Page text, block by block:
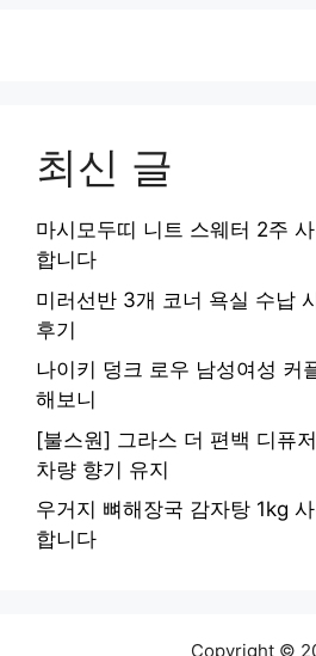
최신 글
마시모두띠 니트 스웨터 2주
합니다
미러선반 3개 코너 욕실 수납
후기
나이키 덩크 로우 남성여성 커
해보니
[불스원] 그라스 더 편백 디퓨
차량 향기 유지
우거지 뼈해장국 감자탕 1kg
합니다
Copyright ©